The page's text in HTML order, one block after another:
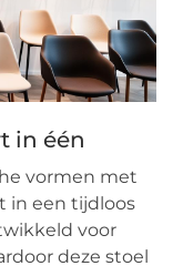
in één
vormen met
in een tijdloos
voor
deze stoel